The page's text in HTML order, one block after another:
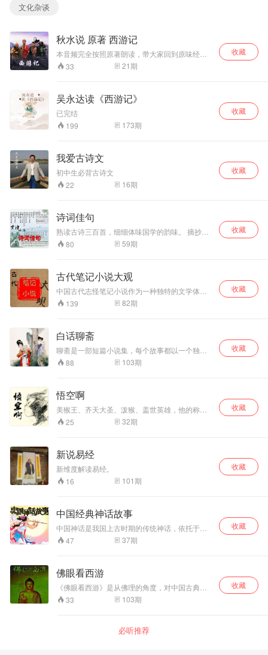
文化杂谈
秋水说 原著 西游记
本音频完全按照原著朗读，带大家回到原味经典
当中。
33 21期
收藏
吴永达读《西游记》
已完结
199
173期
收藏
我爱古诗文
初中生必背古诗文
22
16期
收藏
诗词佳句
熟读古诗三百首，细细体味国学的韵味。 摘抄朗
读自己喜欢的诗词佳句，沉醉其中，自娱自乐。
80 59期
收藏
古代笔记小说大观
中国古代志怪笔记小说作为一种独特的文学体
裁，具有鲜明的文学风格，语言文字简练，记述
的内容却又包罗万象：历史，野史，神仙、鬼
同跟着古人的想象力去领略这绚丽又神秘的世
界！
139 82期
收藏
白话聊斋
聊斋是一部短篇小说集，每个故事都以一个独特
的主题和故事情节为中心，这些故事揭示了人性
的复杂性和社会现实的种种弊病，不仅展示了奇
状况和人们的命运。
88 103期
收藏
悟空啊
美猴王、齐天大圣、泼猴、盖世英雄，他的称呼
有很多，他的名号也有很多， 不管如何，他都是
孙悟空，都是我们所爱的孙！悟！空！
25 32期
收藏
新说易经
新维度解读易经。
16
101期
收藏
中国经典神话故事
中国神话是我国上古时期的传统神话，依托于道
教，反映了早期华夏儿女淳朴的思想以及古代人
们对自然现象及社会生活的原始幻想，表达了先
47 37期
收藏
佛眼看西游
《佛眼看西游》是从佛理的角度，对中国古典名
著《西游记》中的人物、地名、故事情节等作了
独特新颖的解读，劝导读者树立一心向善，修身
的观念。旨在挖掘、普及《西游记》的深刻内
涵。 本书于2011年1月由中国文化出版社正式出
33 103期
收藏
必听推荐